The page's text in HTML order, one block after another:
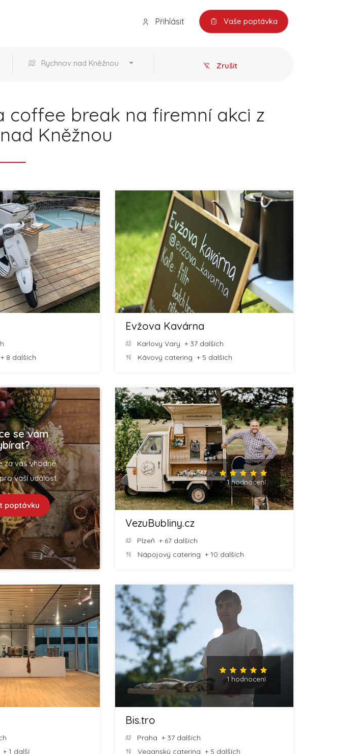
Přihlásit Vaše poptávka
Rychnov nad Kněžnou Zrušit
coffee break na firemní akci z
Kněžnou
+ 8 dalších
Evžova Kavárna
Karlovy Vary + 37 dalších
Kávový catering + 5 dalších
se vám
za vás vhodné
vaší událost.
poptávku
1 hodnocení
VezuBubliny.cz
Plzeň + 67 dalších
Nápojový catering + 10 dalších
+ 1 další
1 hodnocení
Bis.tro
Praha + 37 dalších
Veganský catering + 5 dalších